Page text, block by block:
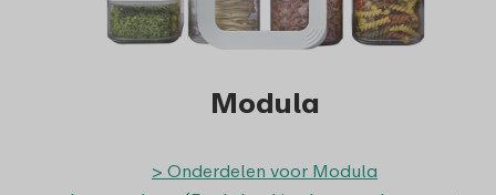
Modula
> Onderdelen voor Modula